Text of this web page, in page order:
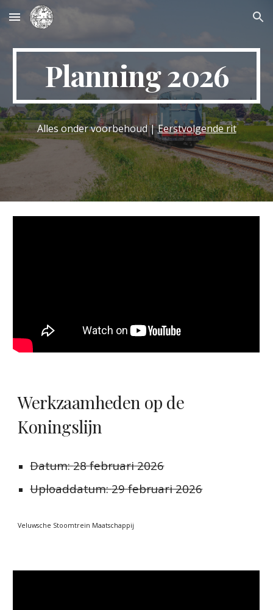
Skip to main content Skip to navigation
Planning 2026
Alles onder voorbehoud|Eerstvolgende rit
Werkzaamheden op de
Koningslijn
Datum:28 februari2026
Uploaddatum:29 februari2026
Veluwsche Stoomtrein Maatschappij